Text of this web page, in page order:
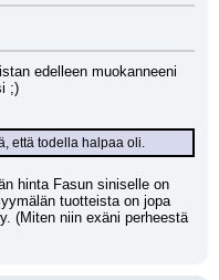
edelleen muokanneeni
;)
että todella halpaa oli.
hinta Fasun siniselle on
tuotteista on jopa
(Miten niin exäni perheestä